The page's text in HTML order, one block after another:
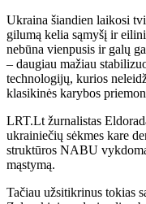
Ukraina šiandien laikosi
gilumą kelia sąmyšį ir
nebūna vienpusis ir galų
– daugiau mažiau
technologijų, kurios
klasikinės karybos
LRT.Lt žurnalistas
ukrainiečių sėkmes kare
struktūros NABU
mąstymą.
Tačiau užsitikrinus tokias